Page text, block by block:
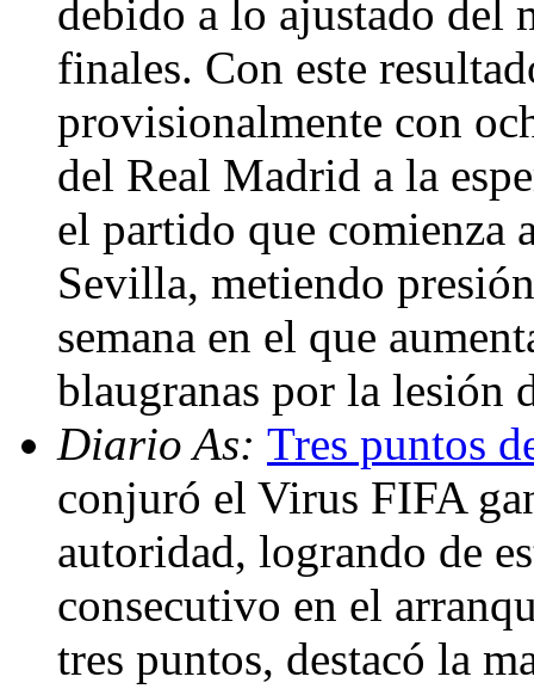
debido a lo ajustado del
finales. Con este
provisionalmente con
del Real Madrid a la
el partido que comienza
Sevilla, metiendo
semana en el que
blaugranas por la
Diario As: Tres puntos
conjuró el Virus FIFA
autoridad, logrando de
consecutivo en el
tres puntos, destacó la